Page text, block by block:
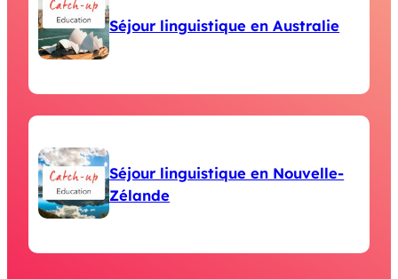
Séjour linguistique en Australie
Séjour linguistique en Nouvelle-
Zélande